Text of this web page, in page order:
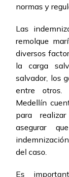
normas y
Las
remolque
diversos
la carga
salvador, los
entre otros.
Medellín
para
asegurar
del caso.
Es